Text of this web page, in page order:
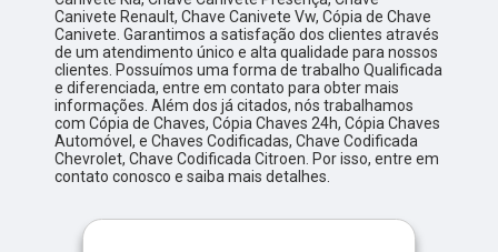
Canivete Renault, Chave Canivete Vw, Cópia de Chave
Canivete. Garantimos a satisfação dos clientes através
de um atendimento único e alta qualidade para nossos
clientes. Possuímos uma forma de trabalho Qualificada
e diferenciada, entre em contato para obter mais
informações. Além dos já citados, nós trabalhamos
com Cópia de Chaves, Cópia Chaves 24h, Cópia Chaves
Automóvel, e Chaves Codificadas, Chave Codificada
Chevrolet, Chave Codificada Citroen. Por isso, entre em
contato conosco e saiba mais detalhes.